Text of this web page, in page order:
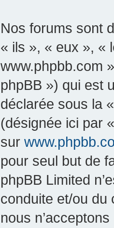
Nos forums sont
« ils », « eux », «
www.phpbb.com
phpBB ») qui est
déclarée sous la
(désignée ici par
sur
pour seul but de
phpBB Limited
conduite et/ou du
nous